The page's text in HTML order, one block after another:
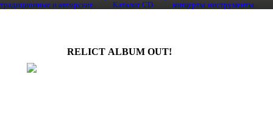
традиционные и авторские Каталог CD концерты инструменты
RELICT ALBUM OUT!